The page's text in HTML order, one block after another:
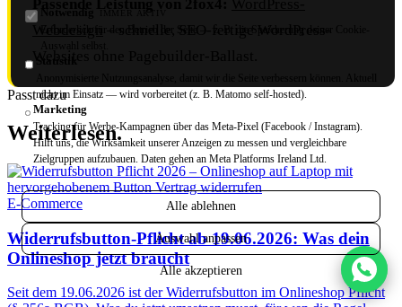
Passt dazu
Weiterlesen.
E-Commerce
Widerrufsbutton-Pflicht ab 19.06.2026: Was dein
Onlineshop jetzt braucht
Seit dem 19.06.2026 ist der Widerrufsbutton im Onlineshop Pflicht
nicht im Einsatz — wird vorbereitet (z. B. Matomo self-hosted).
Marketing
Tracking für Werbe-Kampagnen über das Meta-Pixel (Facebook / Instagram).
Hilft uns, die Wirksamkeit unserer Anzeigen zu messen und vergleichbare
Zielgruppen aufzubauen. Daten gehen an Meta Platforms Ireland Ltd.
Alle ablehnen
Auswahl anpassen
Alle akzeptieren